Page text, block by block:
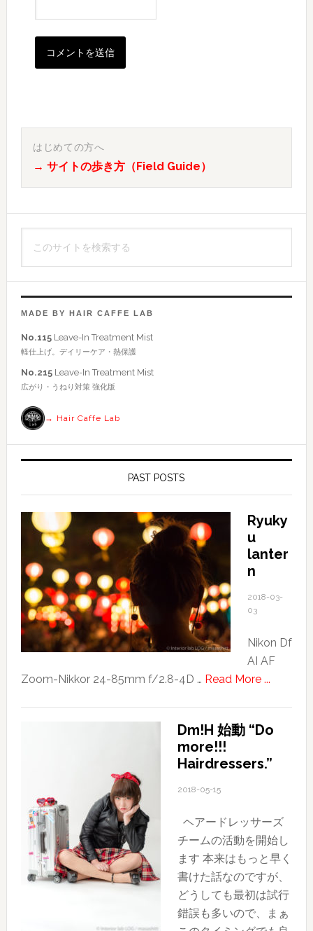
最
イ
バ
ー
はじめての方へ
→ サイトの歩き方（Field Guide）
ト
検
す
MADE BY HAIR CAFFE LAB
No.115Leave-In Treatment Mist
軽仕上げ。デイリーケア・熱保護
No.215Leave-In Treatment Mist
広がり・うねり対策 強化版
→ Hair Caffe Lab
PAST POSTS
Ryuky
u
lanter
n
2018-03-
03
Nikon Df
AI AF
Zoom-Nikkor 24-85mm f/2.8-4D … Read More ...about
Dm!H 始動 “Do
more!!!
Hairdressers.”
2018-05-15
ヘアードレッサーズ
チームの活動を開始し
ます 本来はもっと早く
書けた話なのですが、
どうしても最初は試行
錯誤も多いので、まぁ